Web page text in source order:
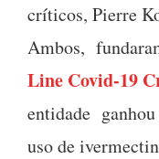
críticos, Pierre
Ambos,
Line Covid-19
entidade
uso de